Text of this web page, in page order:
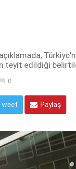
teyit edildiği
0
Paylaş